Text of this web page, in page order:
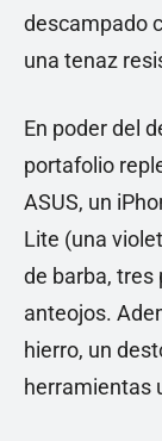
descampado
una tenaz
En poder del
portafolio
ASUS, un
Lite (una
de barba, tres
anteojos.
hierro, un
herramientas